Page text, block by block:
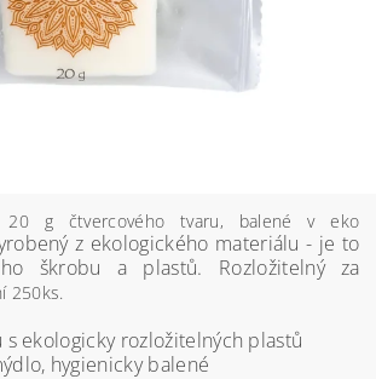
g čtvercového tvaru, balené v eko
z ekologického materiálu - je to
škrobu a plastů. Rozložitelný za
250ks.
s ekologicky rozložitelných plastů
hygienicky balené